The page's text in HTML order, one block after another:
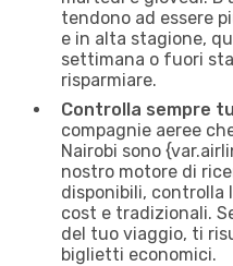
tendono ad essere
e in alta stagione,
settimana o fuori
risparmiare.
Controlla sempre
compagnie aeree
Nairobi sono
nostro motore di
disponibili, controlla
cost e tradizionali.
del tuo viaggio, ti
biglietti economici.